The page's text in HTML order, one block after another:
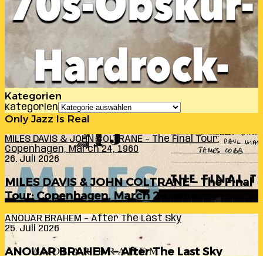
Kategorien
Kategorien
Only Jazz Is Real
MILES DAVIS & JOHN COLTRANE – The Final Tour:
Copenhagen, March 24, 1960
26. Juli 2026
MILES DAVIS & JOHN COLTRANE – The Final
Tour: Copenhagen, March 24, 1960
ANOUAR BRAHEM – After The Last Sky
25. Juli 2026
ANOUAR BRAHEM – After The Last Sky